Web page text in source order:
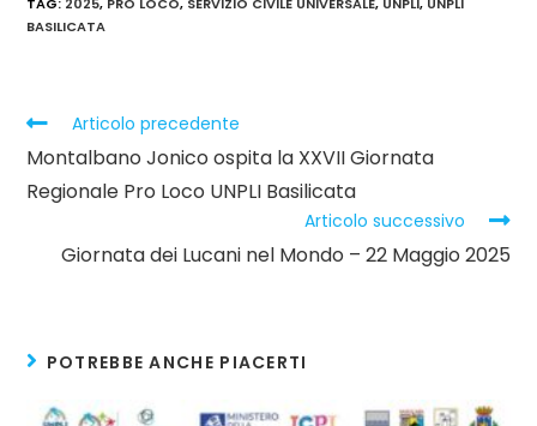
BASILICATA
Leggi
articoli
Articolo precedente
Montalbano Jonico ospita la XXVII Giornata
Regionale Pro Loco UNPLI Basilicata
Articolo successivo
Giornata dei Lucani nel Mondo – 22 Maggio 2025
POTREBBE ANCHE PIACERTI